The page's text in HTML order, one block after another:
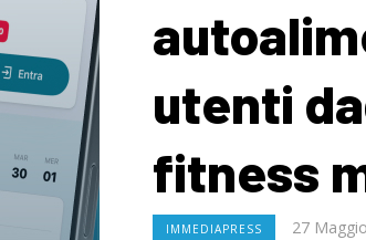
utenti
fitness
IMMEDIAPRESS 27